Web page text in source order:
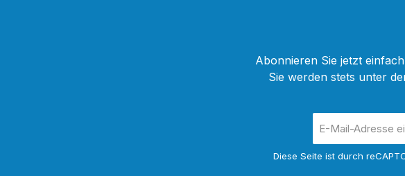
Abonnieren Sie jetzt
Sie werden stets unter
Mail-
Diese Seite ist durch